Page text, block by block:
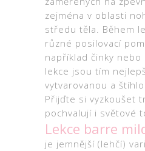
zejména v oblasti
středu těla. Během
různé posilovací
například činky nebo
lekce jsou tím
vytvarovanou a
Přijďte si vyzkoušet
pochvalují i světové
Lekce barre
je jemnější (lehčí)